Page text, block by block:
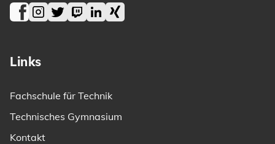
Facebook
Instagram
TwitterTwitchLinkedIn
Links
Fachschule für Technik
Technisches Gymnasium
Kontakt